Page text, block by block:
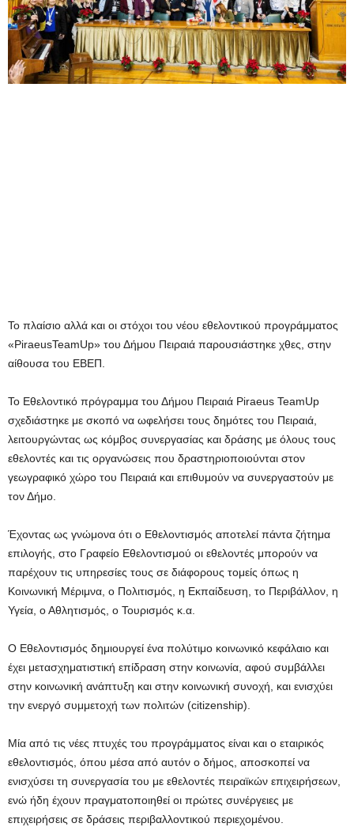
Το πλαίσιο αλλά και οι στόχοι του νέου εθελοντικού προγράμματος
«PiraeusTeamUp» του Δήμου Πειραιά παρουσιάστηκε χθες, στην
αίθουσα του ΕΒΕΠ.
Το Εθελοντικό πρόγραμμα του Δήμου Πειραιά Piraeus TeamUp
σχεδιάστηκε με σκοπό να ωφελήσει τους δημότες του Πειραιά,
λειτουργώντας ως κόμβος συνεργασίας και δράσης με όλους τους
εθελοντές και τις οργανώσεις που δραστηριοποιούνται στον
γεωγραφικό χώρο του Πειραιά και επιθυμούν να συνεργαστούν με
τον Δήμο.
Έχοντας ως γνώμονα ότι ο Εθελοντισμός αποτελεί πάντα ζήτημα
επιλογής, στο Γραφείο Εθελοντισμού οι εθελοντές μπορούν να
παρέχουν τις υπηρεσίες τους σε διάφορους τομείς όπως η
Κοινωνική Μέριμνα, ο Πολιτισμός, η Εκπαίδευση, το Περιβάλλον, η
Υγεία, ο Αθλητισμός, ο Τουρισμός κ.α.
Ο Εθελοντισμός δημιουργεί ένα πολύτιμο κοινωνικό κεφάλαιο και
έχει μετασχηματιστική επίδραση στην κοινωνία, αφού συμβάλλει
στην κοινωνική ανάπτυξη και στην κοινωνική συνοχή, και ενισχύει
την ενεργό συμμετοχή των πολιτών (citizenship).
Μία από τις νέες πτυχές του προγράμματος είναι και ο εταιρικός
εθελοντισμός, όπου μέσα από αυτόν ο δήμος, αποσκοπεί να
ενισχύσει τη συνεργασία του με εθελοντές πειραϊκών επιχειρήσεων,
ενώ ήδη έχουν πραγματοποιηθεί οι πρώτες συνέργειες με
επιχειρήσεις σε δράσεις περιβαλλοντικού περιεχομένου.